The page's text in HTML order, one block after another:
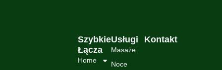
Usługi
Masaże
Noce
Szybkie
Łącza
Home
Kontakt